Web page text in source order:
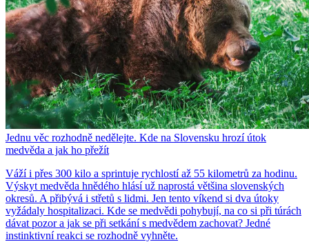
Jednu věc rozhodně nedělejte. Kde na Slovensku hrozí útok
medvěda a jak ho přežít
Váží i přes 300 kilo a sprintuje rychlostí až 55 kilometrů za hodinu.
Výskyt medvěda hnědého hlásí už naprostá většina slovenských
okresů. A přibývá i střetů s lidmi. Jen tento víkend si dva útoky
vyžádaly hospitalizaci. Kde se medvědi pohybují, na co si při túrách
dávat pozor a jak se při setkání s medvědem zachovat? Jedné
instinktivní reakci se rozhodně vyhněte.